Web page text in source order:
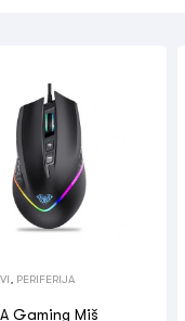
PERIFERIJA
Gaming Miš